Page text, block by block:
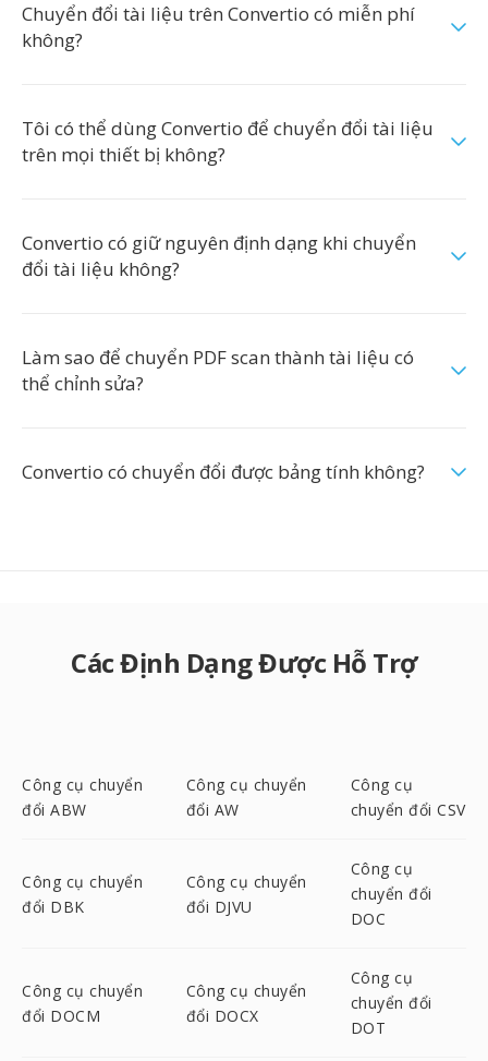
Chuyển đổi tài liệu trên Convertio có miễn phí
không?
Tôi có thể dùng Convertio để chuyển đổi tài liệu
trên mọi thiết bị không?
Convertio có giữ nguyên định dạng khi chuyển
đổi tài liệu không?
Làm sao để chuyển PDF scan thành tài liệu có
thể chỉnh sửa?
Convertio có chuyển đổi được bảng tính không?
Các Định Dạng Được Hỗ Trợ
Công cụ chuyển
đổi ABW
Công cụ chuyển
đổi AW
Công cụ
chuyển đổi CSV
Công cụ chuyển
đổi DBK
Công cụ chuyển
đổi DJVU
Công cụ
chuyển đổi
DOC
Công cụ chuyển
đổi DOCM
Công cụ chuyển
đổi DOCX
Công cụ
chuyển đổi
DOT